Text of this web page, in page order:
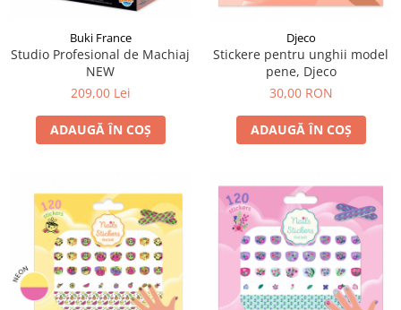
LEGO Creator Expert
LEGO Architecture
LEGO Ideas
LEGO Speed Champions
Buki France
Studio Profesional de Machiaj
NEW
209,00 Lei
ADAUGĂ ÎN COȘ
Djeco
Stickere pentru unghii model
pene, Djeco
30,00 RON
ADAUGĂ ÎN COȘ